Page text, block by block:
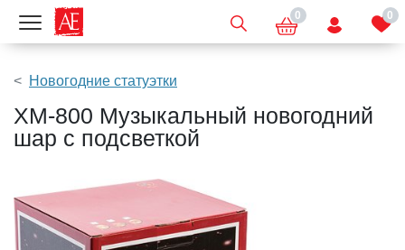
Показать меню 0 0
Новогодние статуэтки
XM-800 Музыкальный новогодний
шар с подсветкой